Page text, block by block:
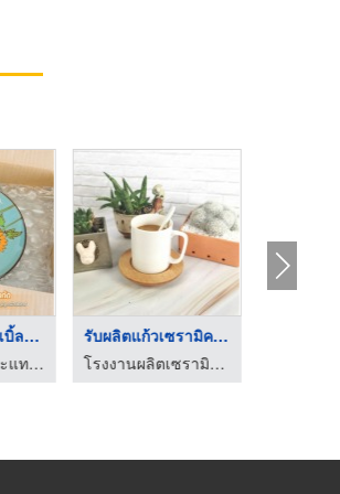
โรงงานผลิตบับเบิ้ลกั ...
ผลิตถุงลมกันกระแทก พลาสติกกันกระแทกแบบเป่าลม Air Bubble
รับผลิตแก้วเซรามิคตา ...
โรงงานผลิตเซรามิค - บุญสินเซอรามิค